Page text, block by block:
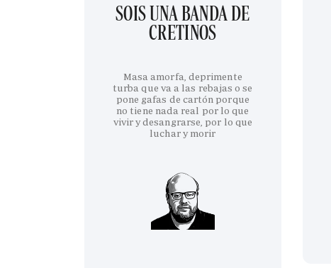
SOIS UNA BANDA DE
CRETINOS
Masa amorfa, deprimente
turba que va a las rebajas o se
pone gafas de cartón porque
no tiene nada real por lo que
vivir y desangrarse, por lo que
luchar y morir